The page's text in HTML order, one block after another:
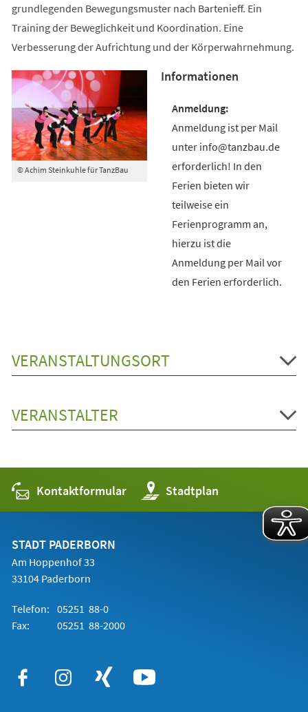
grundlegenden Bewegungsmuster nach Bartenieff. Ein
Training der Beweglichkeit und Koordination. Eine
Verbesserung der Aufrichtung und der Körperwahrnehmung.
© Achim Steinkuhle für TanzBau
Informationen
Anmeldung ist per Mail
unter info@tanzbau.de
erforderlich! In den
Ferien bieten wir
teilweise ein
Ferienprogramm an,
hierzu ist die
Anmeldung per Mail vor
den Ferien erforderlich.
VERANSTALTUNGSORT
VERANSTALTER
Kontaktformular Stadtplan
(Öffnet
in
einem
STADT PADERBORN
Am Hoppenhof 33
33104 Paderborn
Telefon: 05251 88-0
Fax:
05251 88-2000